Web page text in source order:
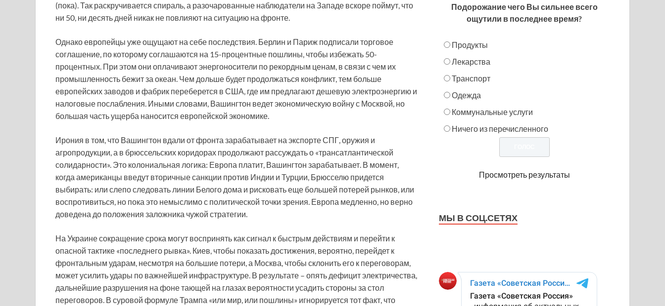
(пока). Так раскручивается спираль, а разочарованные наблюдатели на Западе вскоре поймут, что
ни 50, ни десять дней никак не повлияют на ситуацию на фронте.
Однако европейцы уже ощущают на себе последствия. Берлин и Париж подписали торговое
соглашение, по которому соглашаются на 15-процентные пошлины, чтобы избежать 50-
процентных. При этом они оплачивают энергоносители по рекордным ценам, в связи с чем их
промышленность бежит за океан. Чем дольше будет продолжаться конфликт, тем больше
европейских заводов и фабрик переберется в США, где им предлагают дешевую электроэнергию и
налоговые послабления. Иными словами, Вашингтон ведет экономическую войну с Москвой, но
большая часть ущерба наносится европейской экономике.
Ирония в том, что Вашингтон вдали от фронта зарабатывает на экспорте СПГ, оружия и
агропродукции, а в брюссельских коридорах продолжают рассуждать о «трансатлантической
солидарности». Это колониальная логика: Европа платит, Вашингтон зарабатывает. В момент,
когда американцы введут вторичные санкции против Индии и Турции, Брюсселю придется
выбирать: или слепо следовать линии Белого дома и рисковать еще большей потерей рынков, или
воспротивиться, но пока это немыслимо с политической точки зрения. Европа медленно, но верно
доведена до положения заложника чужой стратегии.
На Украине сокращение срока могут воспринять как сигнал к быстрым действиям и перейти к
опасной тактике «последнего рывка». Киев, чтобы показать достижения, вероятно, перейдет к
фронтальным ударам, несмотря на большие потери, а Москва, чтобы склонить его к переговорам,
может усилить удары по важнейшей инфраструктуре. В результате – опять дефицит электричества,
дальнейшие разрушения на фоне тающей на глазах вероятности усадить стороны за стол
переговоров. В суровой формуле Трампа «или мир, или пошлины» игнорируется тот факт, что
Подорожание чего Вы сильнее всего
ощутили в последнее время?
Продукты
Лекарства
Транспорт
Одежда
Коммунальные услуги
Ничего из перечисленного
Просмотреть результаты
МЫ В СОЦ.СЕТЯХ